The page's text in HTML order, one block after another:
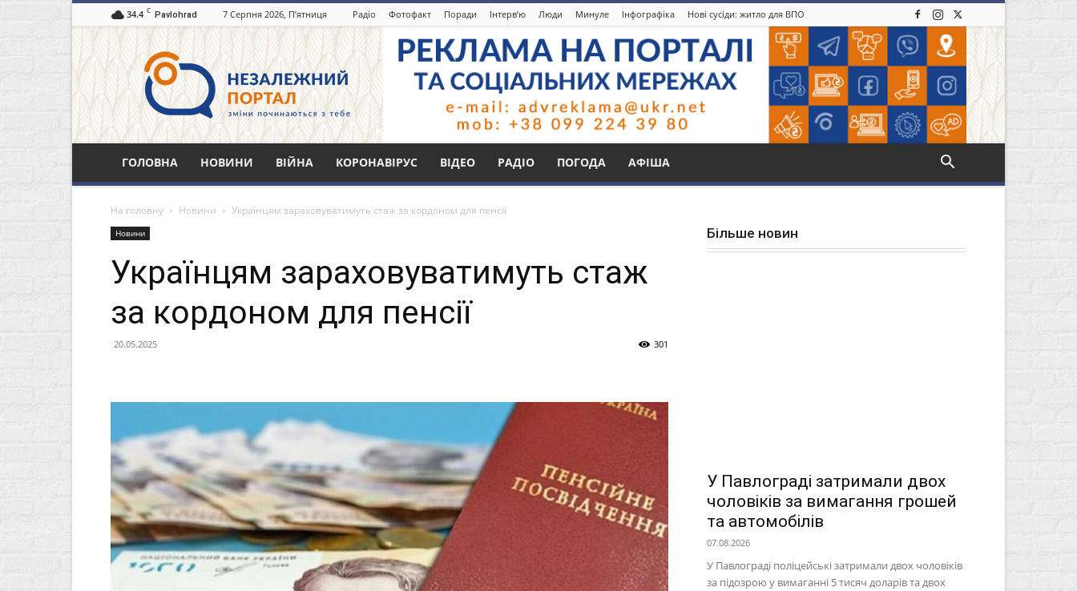
34.4 C Pavlohrad 7 Серпня 2026, П’ятниця Радіо Фотофакт Поради Інтерв’ю Люди Минуле Інфографіка Нові сусіди: житло для ВПО
Незалежний
портал
Павлоград.dp.ua
ГОЛОВНА НОВИНИ ВІЙНА КОРОНАВІРУС ВІДЕО РАДІО ПОГОДА АФІША
На головну Новини Українцям зараховуватимуть стаж за кордоном для пенсії
Новини
Українцям зараховуватимуть стаж
за кордоном для пенсії
20.05.2025 301
Більше новин
У Павлограді затримали двох
чоловіків за вимагання грошей
та автомобілів
07.08.2026
У Павлограді поліцейські затримали двох чоловіків
за підозрою у вимаганні 5 тисяч доларів та двох